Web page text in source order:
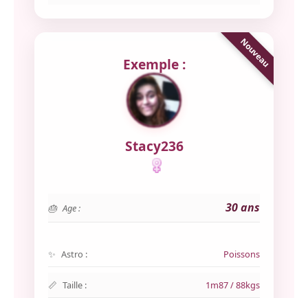
Exemple :
Stacy236
Age : 30 ans
Astro : Poissons
Taille : 1m87 / 88kgs